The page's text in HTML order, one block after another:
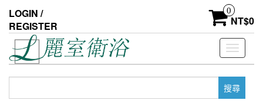
the
content
LOGIN /
REGISTER
0
NT$0
Toggle